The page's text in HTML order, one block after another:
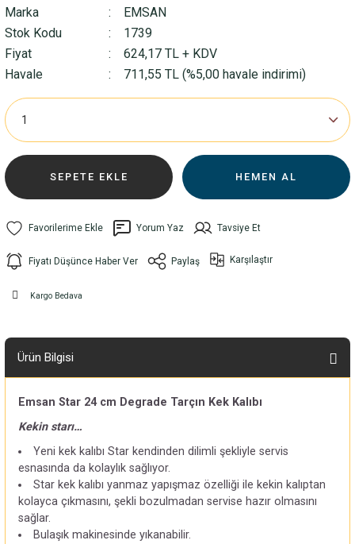
Marka
EMSAN
Stok Kodu
1739
Fiyat
624,17 TL + KDV
Havale
711,55 TL (%5,00 havale indirimi)
SEPETE EKLE HEMEN AL
Yorum Yaz Tavsiye Et
Fiyatı Düşünce Haber Ver Paylaş Karşılaştır
Kargo Bedava
Ürün Bilgisi
Emsan Star 24 cm Degrade Tarçın Kek Kalıbı
Kekin starı…
Yeni kek kalıbı Star kendinden dilimli şekliyle servis
esnasında da kolaylık sağlıyor.
Star kek kalıbı yanmaz yapışmaz özelliği ile kekin kalıptan
kolayca çıkmasını, şekli bozulmadan servise hazır olmasını
sağlar.
Bulaşık makinesinde yıkanabilir.